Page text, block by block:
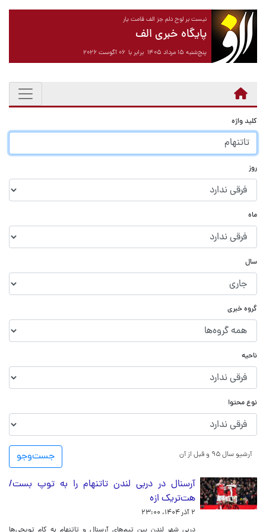
نیست بر لوح دلم جز الف قامت یار
پایگاه خبری الف
پنج‌شنبه ۱۵ مرداد ۱۴۰۵ برابر با ۰۶ آگوست ۲۰۲۶
کلید واژه
روز
ماه
سال
گروه خبری
ناحیه
نوع محتوا
جست‌و‌جو آرشیو سال ۹۵ و قبل از آن
آرسنال در دربی لندن تاتنهام را به توپ بست/
هت‌تریک ازه
۲ آذر ۱۴۰۴، ۲۳:۰۰